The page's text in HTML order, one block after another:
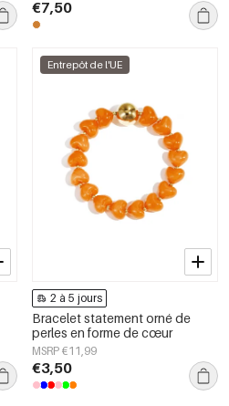
€7,50
Entrepôt de l'UE
2 à 5 jours
Bracelet statement orné de
perles en forme de cœur
MSRP €11,99
€3,50